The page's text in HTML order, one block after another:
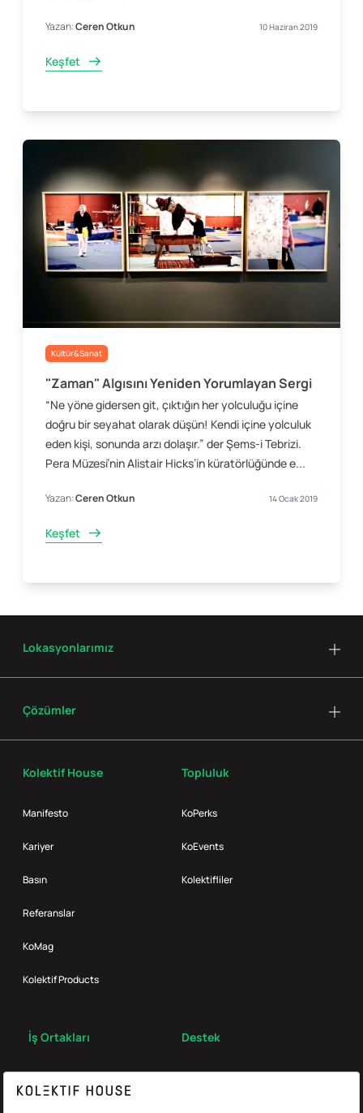
Yazan:Ceren Otkun 10 Haziran 2019
Keşfet
Kültür&Sanat
"Zaman" Algısını Yeniden Yorumlayan Sergi
“Ne yöne gidersen git, çıktığın her yolculuğu içine
doğru bir seyahat olarak düşün! Kendi içine yolculuk
eden kişi, sonunda arzı dolaşır.” der Şems-i Tebrizi.
Pera Müzesi’nin Alistair Hicks’in küratörlüğünde e...
Yazan:Ceren Otkun 14 Ocak 2019
Keşfet
Kolektif House
Manifesto
Kariyer
Basın
Referanslar
KoMag
Kolektif Products
Topluluk
KoPerks
KoEvents
Kolektifliler
İş Ortakları Destek
Lokasyonlarımız
Çözümler